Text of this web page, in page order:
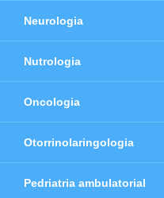
Neurologia
Nutrologia
Oncologia
Otorrinolaringologia
Pedriatria ambulatorial